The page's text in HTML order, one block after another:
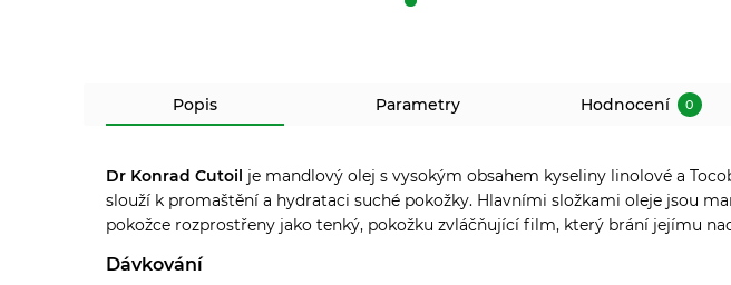
Popis Parametry Hodnocení 0
Dr Konrad Cutoil je mandlový olej s vysokým obsahem kyseliny linolové a
slouží k promaštění a hydrataci suché pokožky. Hlavními složkami oleje jsou
pokožce rozprostřeny jako tenký, pokožku zvláčňující film, který brání jejímu
Dávkování